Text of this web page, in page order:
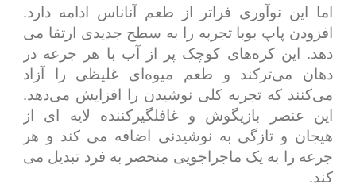
اما این نوآوری فراتر از طعم آناناس ادامه دارد.
افزودن پاپ بوبا تجربه را به سطح جدیدی ارتقا می
دهد. این کره‌های کوچک پر از آب با هر جرعه در
دهان می‌ترکند و طعم میوه‌ای غلیظی را آزاد
می‌کنند که تجربه کلی نوشیدن را افزایش می‌دهد.
این عنصر بازیگوش و غافلگیرکننده لایه ای از
هیجان و تازگی به نوشیدنی اضافه می کند و هر
جرعه را به یک ماجراجویی منحصر به فرد تبدیل می
کند.